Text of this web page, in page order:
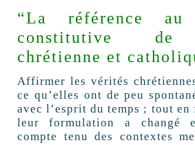
“La référence au
constitutive de
chrétienne et
Affirmer les vérités
ce qu’elles ont de peu
avec l’esprit du temps ; tout
leur formulation a changé
compte tenu des contextes